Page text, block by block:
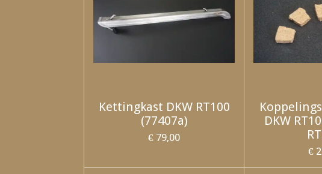
Kettingkast DKW RT100
(77407a)
€ 79,00
DKW
€